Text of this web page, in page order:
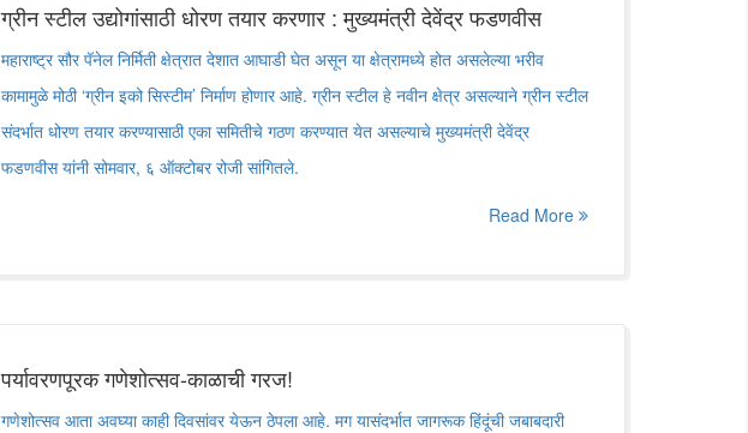
ग्रीन स्टील उद्योगांसाठी धोरण तयार करणार : मुख्यमंत्री देवेंद्र फडणवीस
महाराष्ट्र सौर पॅनेल निर्मिती क्षेत्रात देशात आघाडी घेत असून या क्षेत्रामध्ये होत असलेल्या भरीव
कामामुळे मोठी ‘ग्रीन इको सिस्टीम’ निर्माण होणार आहे. ग्रीन स्टील हे नवीन क्षेत्र असल्याने ग्रीन स्टील
संदर्भात धोरण तयार करण्यासाठी एका समितीचे गठण करण्यात येत असल्याचे मुख्यमंत्री देवेंद्र
फडणवीस यांनी सोमवार, ६ ऑक्टोबर रोजी सांगितले.
Read More
पर्यावरणपूरक गणेशोत्सव-काळाची गरज!
गणेशोत्सव आता अवघ्या काही दिवसांवर येऊन ठेपला आहे. मग यासंदर्भात जागरूक हिंदूंची जबाबदारी